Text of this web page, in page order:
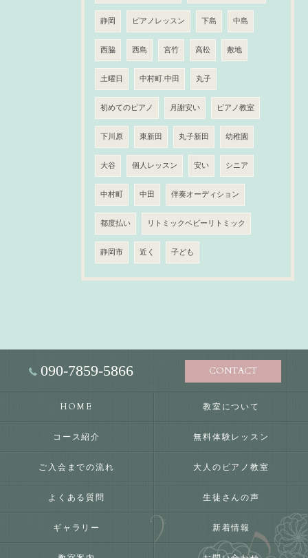
静岡 ピアノレッスン 下島 中島
西脇 西島 宮竹 高松 敷地
土曜日 中村町.中田 丸子
初めてのピアノ 月謝安い ピアノ教室
下川原 東新田 丸子新田 幼稚園
大谷 個人レッスン 安い シニア
中村町 中田 伴奏オーディション
都度払い リトミックベビーリトミック
静岡市 近く 子ども
090-7859-5866 CONTACT
HOME 教室について
コース紹介 無料体験レッスン
ご入会までの流れ 大人のピアノ教室
よくある質問 生徒さんの声
ギャラリー 新着情報